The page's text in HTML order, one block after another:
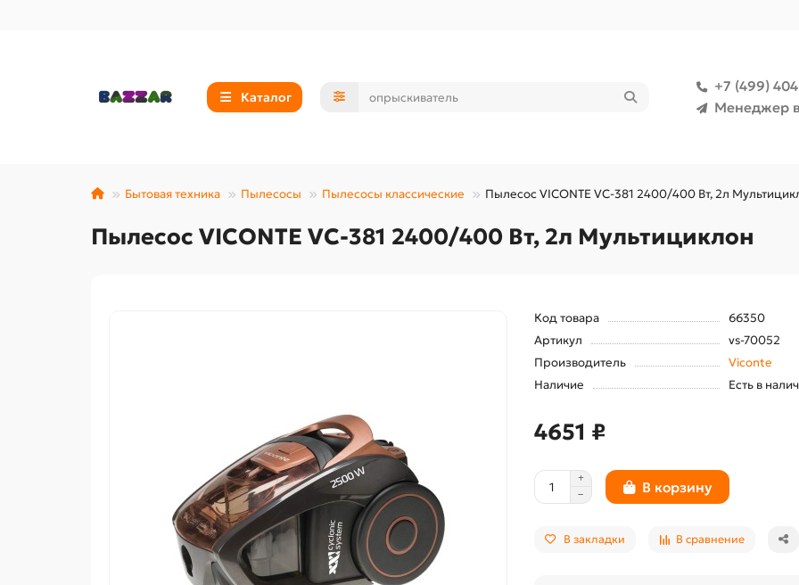
Каталог
+7 (499)
Менеджер
Бытовая техника Пылесосы Пылесосы классические Пылесос VICONTE VC-381 2400/400 Вт, 2л
Пылесос VICONTE VC-381 2400/400 Вт, 2л Мультициклон
Код товара
66350
Артикул
vs-70052
Производитель
Viconte
Наличие
Есть в
4651 ₽
В корзину
В закладки В сравнение